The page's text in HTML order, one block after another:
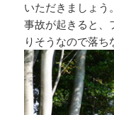
いただきましょう。
事故が起きると、
りそうなので落ち